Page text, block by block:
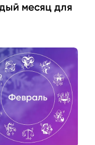
месяц для